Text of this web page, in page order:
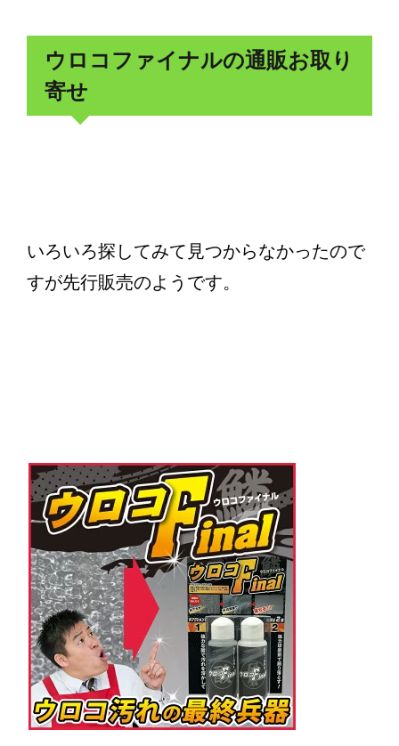
ウロコファイナルの通販お取り
寄せ
いろいろ探してみて見つからなかったので
すが先行販売のようです。